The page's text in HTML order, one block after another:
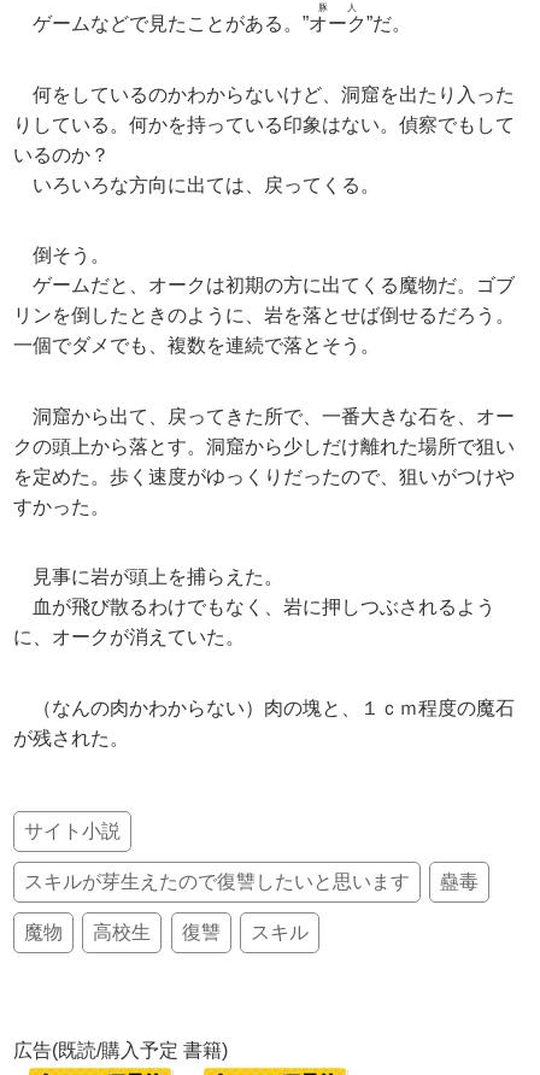
ゲームなどで見たことがある。”オーク
豚人
”だ。
何をしているのかわからないけど、洞窟を出たり入った
りしている。何かを持っている印象はない。偵察でもして
いるのか？
いろいろな方向に出ては、戻ってくる。
倒そう。
ゲームだと、オークは初期の方に出てくる魔物だ。ゴブ
リンを倒したときのように、岩を落とせば倒せるだろう。
一個でダメでも、複数を連続で落とそう。
洞窟から出て、戻ってきた所で、一番大きな石を、オー
クの頭上から落とす。洞窟から少しだけ離れた場所で狙い
を定めた。歩く速度がゆっくりだったので、狙いがつけや
すかった。
見事に岩が頭上を捕らえた。
血が飛び散るわけでもなく、岩に押しつぶされるよう
に、オークが消えていた。
（なんの肉かわからない）肉の塊と、１ｃｍ程度の魔石
が残された。
サイト小説
スキルが芽生えたので復讐したいと思います 蠱毒
魔物 高校生 復讐 スキル
広告(既読/購入予定 書籍)